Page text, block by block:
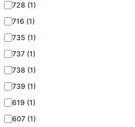
728 (1)
716 (1)
735 (1)
737 (1)
738 (1)
739 (1)
619 (1)
607 (1)